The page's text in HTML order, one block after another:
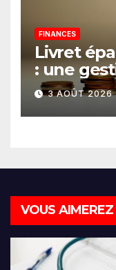
FINANCES
Livret
: une
3 AOÛT 2026
VOUS AIMEREZ